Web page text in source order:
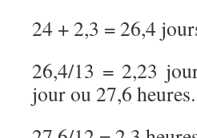
24 + 2,3 = 26,4
26,4/13 = 2,23
jour ou 27,6 heures.